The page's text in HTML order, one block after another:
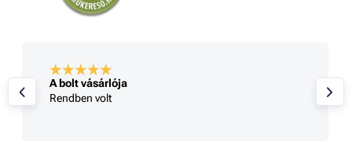
A bolt vásárlója
Rendben volt